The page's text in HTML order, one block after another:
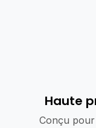
Haute
Conçu